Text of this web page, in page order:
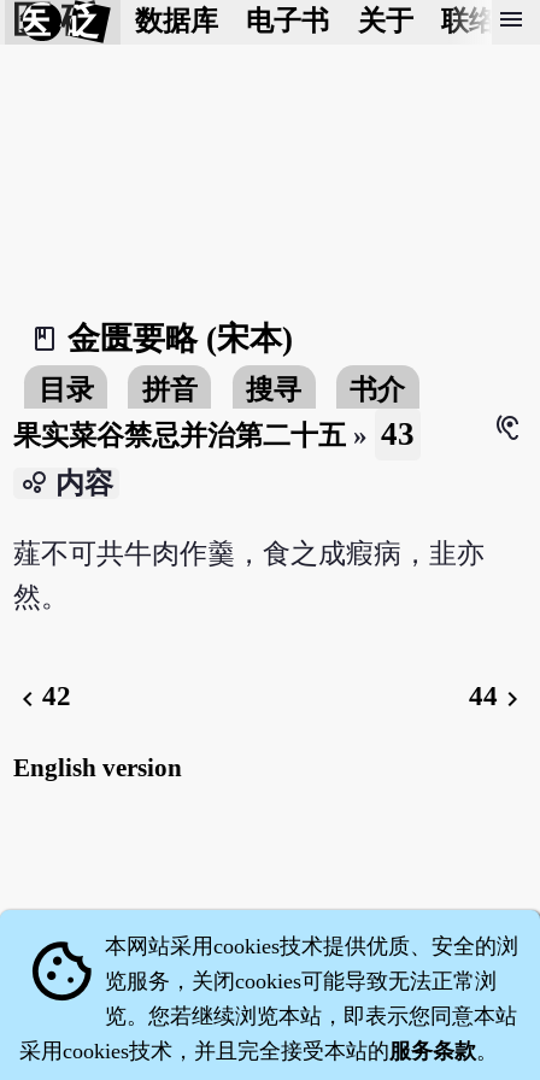
医 砭 数据库 电子书 关于 联络我
menu
book_2
金匮要略 (宋本)
目录 拼音 搜寻
书介
果实菜谷禁忌并治第二十五 » 43
hearing
bubble_chart 内容
薤不可共牛肉作羹，食之成瘕病，韭亦
然。
chevron_left42 44 chevron_right
English version
cookie 本网站采用cookies技术提供优质、安全的浏
览服务，关闭cookies可能导致无法正常浏
览。您若继续浏览本站，即表示您同意本站
采用cookies技术，并且完全接受本站的服务条款。